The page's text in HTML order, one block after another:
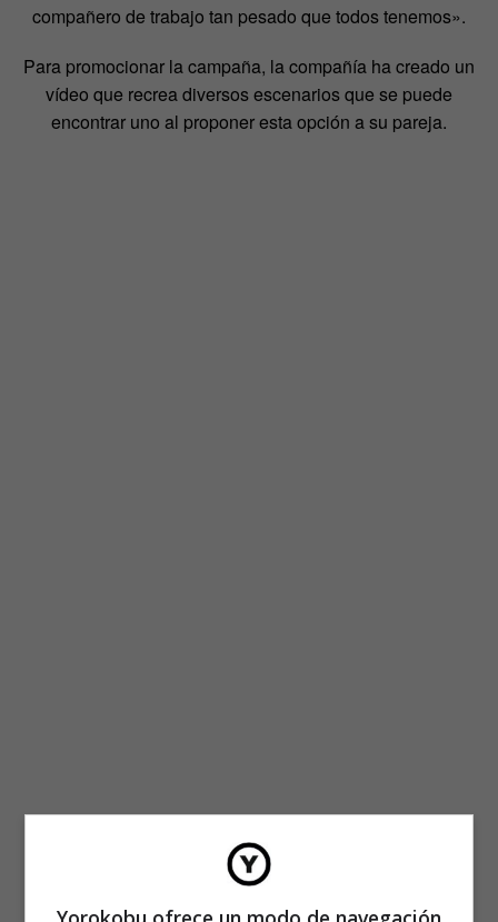
compañero de trabajo tan pesado que todos tenemos».
Para promocionar la campaña, la compañía ha creado un
vídeo que recrea diversos escenarios que se puede
encontrar uno al proponer esta opción a su pareja.